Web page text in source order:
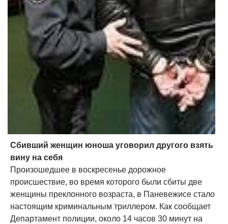
Сбивший женщин юноша уговорил другого взять
вину на себя
Произошедшее в воскресенье дорожное
происшествие, во время которого были сбиты две
женщины преклонного возраста, в Паневежисе стало
настоящим криминальным триллером. Как сообщает
Департамент полиции, около 14 часов 30 минут на